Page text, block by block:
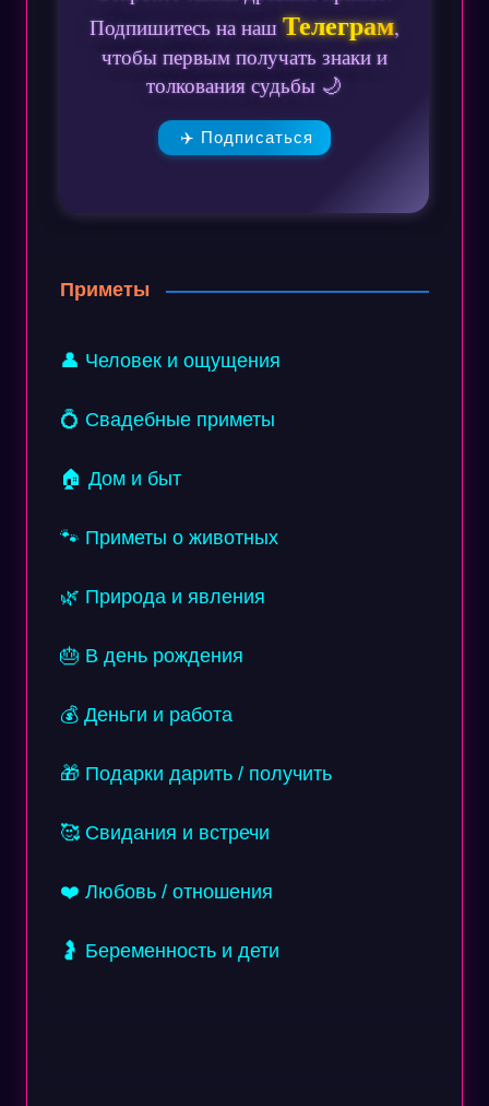
Подпишитесь на нашТелеграм,
чтобы первым получать знаки и
толкования судьбы 🌙
✈️ Подписаться
Приметы
👤 Человек и ощущения
💍 Свадебные приметы
🏠 Дом и быт
🐾 Приметы о животных
🌿 Природа и явления
🎂 В день рождения
💰 Деньги и работа
🎁 Подарки дарить / получить
🥰 Свидания и встречи
❤️ Любовь / отношения
🤰 Беременность и дети